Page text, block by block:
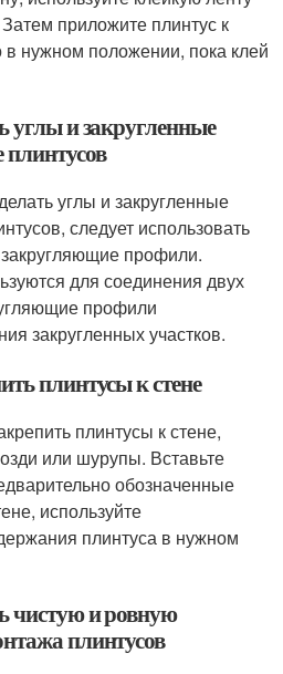
приложите плинтус к
в нужном положении, пока клей
углы и закругленные
углы и закругленные
следует использовать
профили.
для соединения двух
профили
закругленных участков.
плинтусы к стене
плинтусы к стене,
или шурупы. Вставьте
обозначенные
используйте
плинтуса в нужном
чистую и ровную
плинтусов